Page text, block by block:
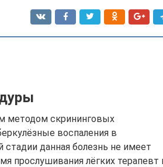
методом скрининговых
воспаления в
стадии данная болезнь не имеет
прослушивания лёгких терапевт